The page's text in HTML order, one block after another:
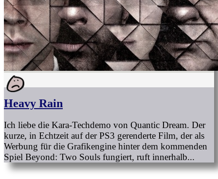
Heavy Rain
Ich liebe die Kara-Techdemo von Quantic Dream. Der
kurze, in Echtzeit auf der PS3 gerenderte Film, der als
Werbung für die Grafikengine hinter dem kommenden
Spiel Beyond: Two Souls fungiert, ruft innerhalb...